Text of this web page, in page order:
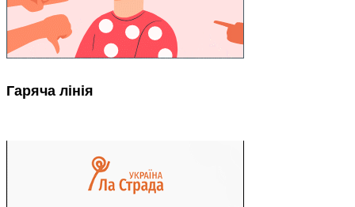
Гаряча лінія